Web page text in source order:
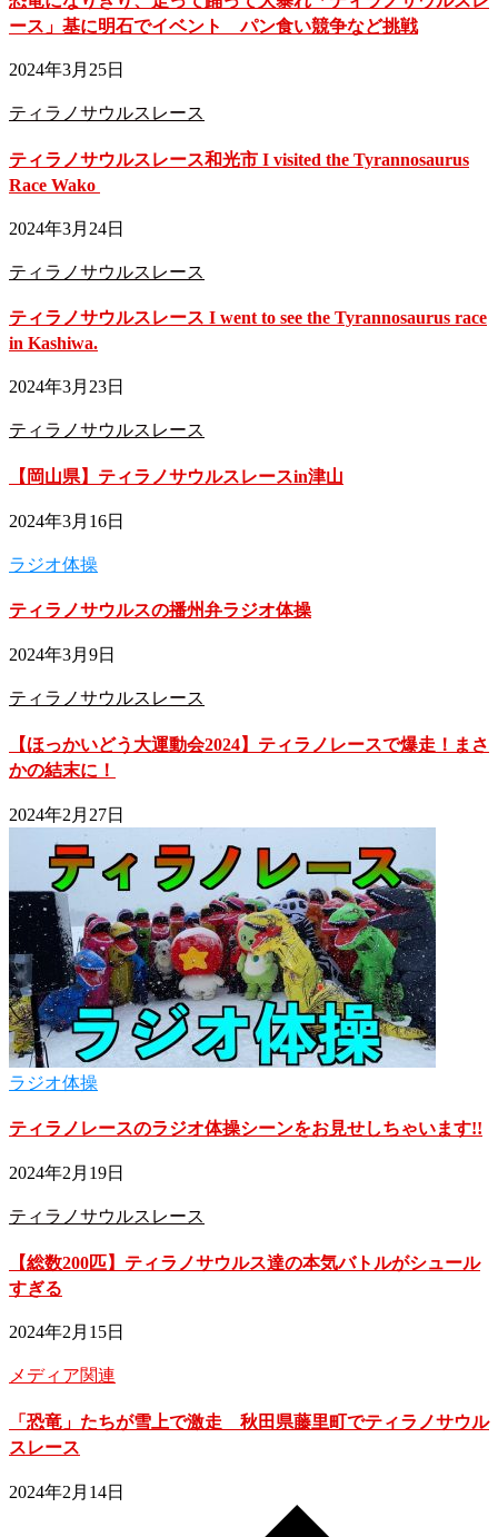
ース」基に明石でイベント パン食い競争など挑戦
2024年3月25日
ティラノサウルスレース
ティラノサウルスレース和光市 I visited the Tyrannosaurus
Race Wako
2024年3月24日
ティラノサウルスレース
ティラノサウルスレース I went to see the Tyrannosaurus race
in Kashiwa.
2024年3月23日
ティラノサウルスレース
【岡山県】ティラノサウルスレースin津山
2024年3月16日
ラジオ体操
ティラノサウルスの播州弁ラジオ体操
2024年3月9日
ティラノサウルスレース
【ほっかいどう大運動会2024】ティラノレースで爆走！まさ
かの結末に！
2024年2月27日
ラジオ体操
ティラノレースのラジオ体操シーンをお見せしちゃいます!!
2024年2月19日
ティラノサウルスレース
【総数200匹】ティラノサウルス達の本気バトルがシュール
すぎる
2024年2月15日
メディア関連
「恐竜」たちが雪上で激走 秋田県藤里町でティラノサウル
スレース
2024年2月14日